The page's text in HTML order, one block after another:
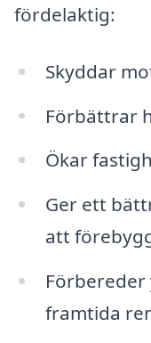
fördelaktig:
Skyddar
Förbättrar
Ökar
Ger ett
att
framtida